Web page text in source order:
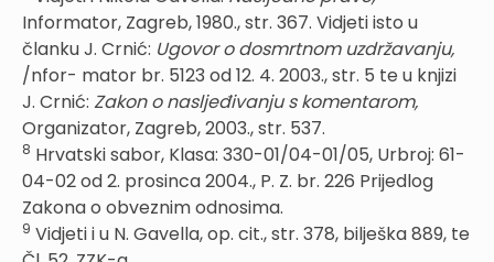
Informator, Zagreb, 1980., str. 367. Vidjeti isto u
članku J. Crnić: Ugovor o dosmrtnom uzdržavanju,
/nfor- mator br. 5123 od 12. 4. 2003., str. 5 te u knjizi
J. Crnić: Zakon o nasljeđivanju s komentarom,
Organizator, Zagreb, 2003., str. 537.
8 Hrvatski sabor, Klasa: 330-01/04-01/05, Urbroj: 61-
04-02 od 2. prosinca 2004., P. Z. br. 226 Prijedlog
Zakona o obveznim odnosima.
9 Vidjeti i u N. Gavella, op. cit., str. 378, bilješka 889, te